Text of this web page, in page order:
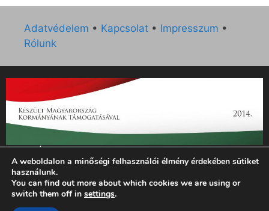
Adatvédelem • Kapcsolat • Impresszum •
Rólunk
„Az Új Ember katolikus hetilap 2014. évi működésének
támogatását az EGYH-KCP-14-P-0121 sz. támogatási
szerződés keretében 3 000 000 Ft összegben támogatta az
Emberi Erőforrások Minisztériuma.”
A weboldalon a minőségi felhasználói élmény érdekében sütiket
használunk.
You can find out more about which cookies we are using or
switch them off in settings.